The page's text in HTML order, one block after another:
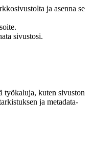
ja asenna se
sivustosi.
työkaluja, kuten sivuston
ja metadata-